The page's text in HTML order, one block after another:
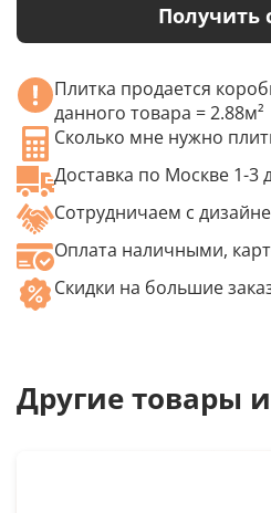
Получить
Плитка продается
данного товара = 2.88м²
Сколько мне нужно
Доставка по Москве 1-3
Сотрудничаем с
Оплата наличными,
Скидки на большие
Другие товары